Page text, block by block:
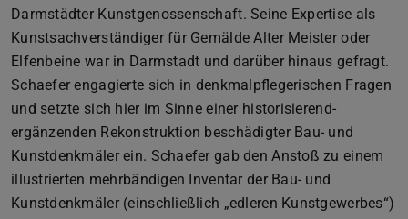
Darmstädter Kunstgenossenschaft. Seine Expertise als
Kunstsachverständiger für Gemälde Alter Meister oder
Elfenbeine war in Darmstadt und darüber hinaus gefragt.
Schaefer engagierte sich in denkmalpflegerischen Fragen
und setzte sich hier im Sinne einer historisierend-
ergänzenden Rekonstruktion beschädigter Bau- und
Kunstdenkmäler ein. Schaefer gab den Anstoß zu einem
illustrierten mehrbändigen Inventar der Bau- und
Kunstdenkmäler (einschließlich „edleren Kunstgewerbes“)